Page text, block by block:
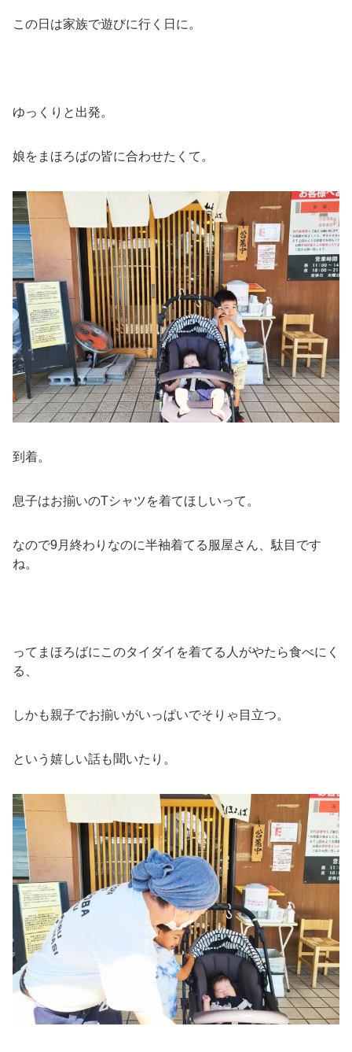
この日は家族で遊びに行く日に。
ゆっくりと出発。
娘をまほろばの皆に合わせたくて。
到着。
息子はお揃いのTシャツを着てほしいって。
なので9月終わりなのに半袖着てる服屋さん、駄目です
ね。
ってまほろばにこのタイダイを着てる人がやたら食べにく
る、
しかも親子でお揃いがいっぱいでそりゃ目立つ。
という嬉しい話も聞いたり。